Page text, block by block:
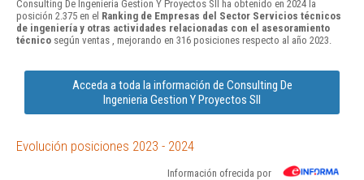
Consulting De Ingenieria Gestion Y Proyectos Sll ha obtenido en 2024 la
posición 2.375 en el Ranking de Empresas del Sector Servicios técnicos
de ingeniería y otras actividades relacionadas con el asesoramiento
técnico según ventas , mejorando en 316 posiciones respecto al año 2023.
Acceda a toda la información de Consulting De
Ingenieria Gestion Y Proyectos Sll
Evolución posiciones 2023 - 2024
Información ofrecida por